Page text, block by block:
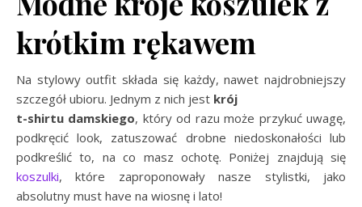
krótkim rękawem
Na stylowy outfit składa się każdy, nawet najdrobniejszy
szczegół ubioru. Jednym z nich jest krój
t-shirtu damskiego, który od razu może przykuć uwagę,
podkręcić look, zatuszować drobne niedoskonałości lub
podkreślić to, na co masz ochotę. Poniżej znajdują się
koszulki, które zaproponowały nasze stylistki, jako
absolutny must have na wiosnę i lato!